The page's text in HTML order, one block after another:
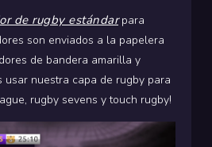
de rugby estándarpara
son enviados a la papelera
de bandera amarilla y
usar nuestra capa de rugby para
rugby sevens y touch rugby!